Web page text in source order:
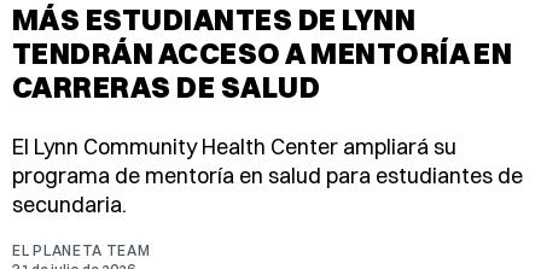
MÁS ESTUDIANTES DE LYNN
TENDRÁN ACCESO A MENTORÍA EN
CARRERAS DE SALUD
El Lynn Community Health Center ampliará su
programa de mentoría en salud para estudiantes de
secundaria.
EL PLANETA TEAM